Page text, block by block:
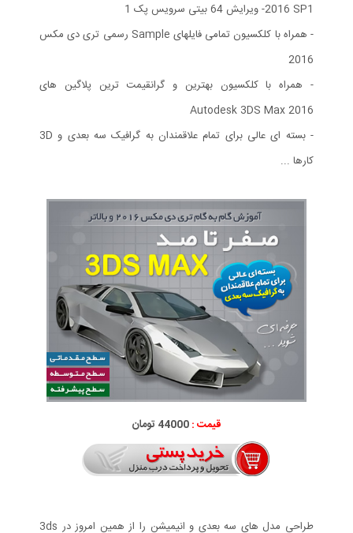
2016 SP1- ویرایش 64 بیتی سرویس پک 1
- همراه با کلکسیون تمامی فایلهای Sample رسمی تری دی مکس
2016
- همراه با کلکسیون بهترین و گرانقیمت ترین پلاگین های
Autodesk 3DS Max 2016
- بسته ای عالی برای تمام علاقمندان به گرافیک سه بعدی و 3D
کارها ...
قیمت :44000 تومان
طراحی مدل های سه بعدی و انیمیشن را از همین امروز در 3ds